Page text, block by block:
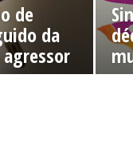
de
da